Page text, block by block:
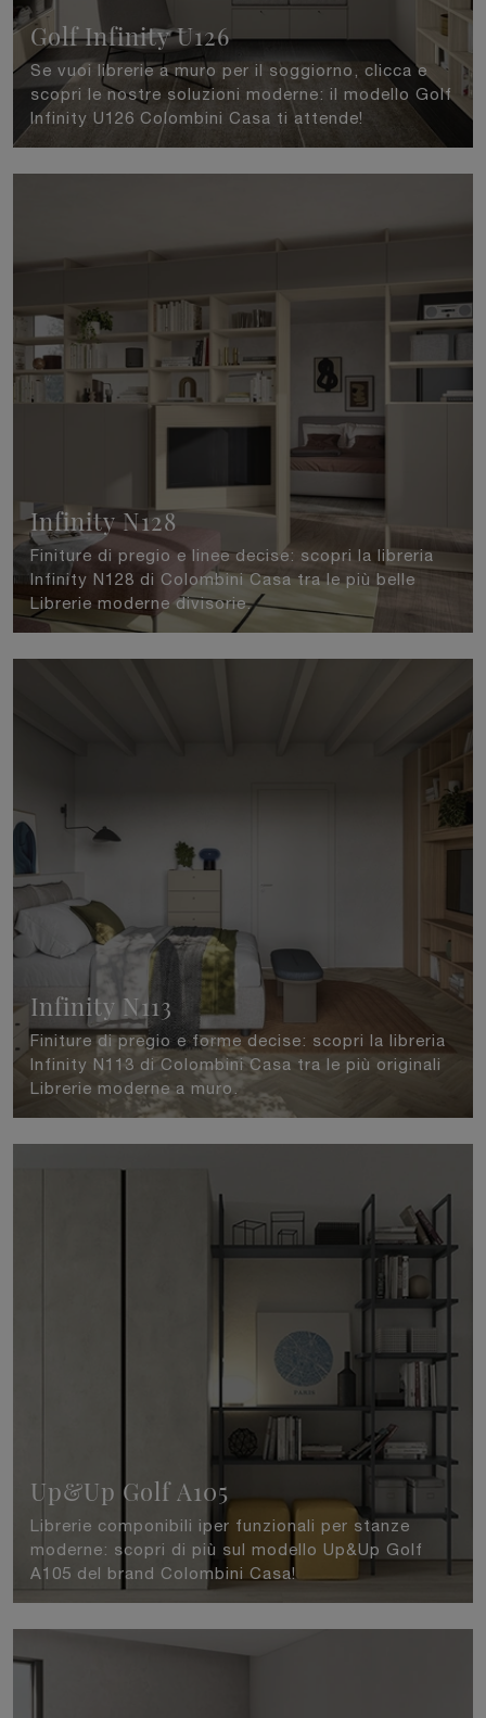
Golf Infinity U126
Se vuoi librerie a muro per il soggiorno, clicca e
scopri le nostre soluzioni moderne: il modello Golf
Infinity U126 Colombini Casa ti attende!
Infinity N128
Finiture di pregio e linee decise: scopri la libreria
Infinity N128 di Colombini Casa tra le più belle
Librerie moderne divisorie.
Infinity N113
Finiture di pregio e forme decise: scopri la libreria
Infinity N113 di Colombini Casa tra le più originali
Librerie moderne a muro.
Up&Up Golf A105
Librerie componibili iper funzionali per stanze
moderne: scopri di più sul modello Up&Up Golf
A105 del brand Colombini Casa!